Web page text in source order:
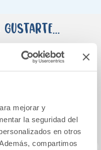
mejorar y
la seguridad del
en otros
compartimos
gustarte...